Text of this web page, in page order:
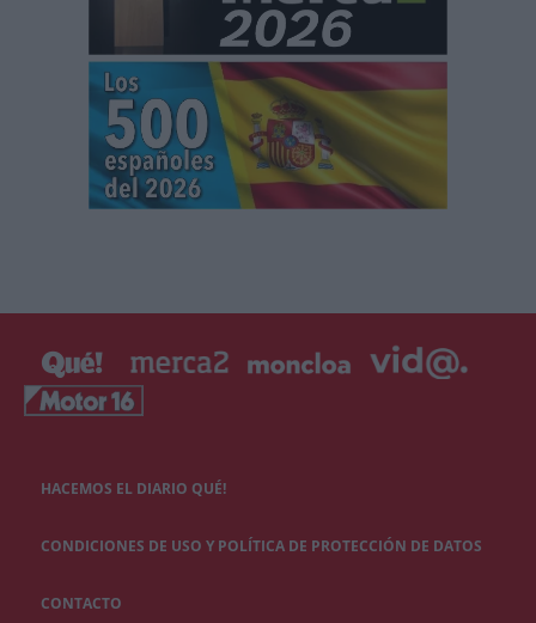
HACEMOS EL DIARIO QUÉ!
CONDICIONES DE USO Y POLÍTICA DE PROTECCIÓN DE DATOS
CONTACTO